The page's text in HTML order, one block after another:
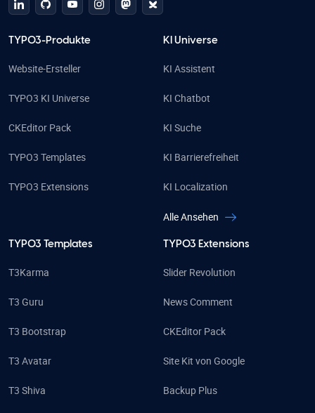
linkedingithubYoutubeInstagram
MastodonBluesky
TYPO3-Produkte
Website-Ersteller
TYPO3 KI Universe
CKEditor Pack
TYPO3 Templates
TYPO3 Extensions
KI Universe
KI Assistent
KI Chatbot
KI Suche
KI Barrierefreiheit
KI Localization
Alle Ansehen
TYPO3 Templates
T3Karma
T3 Guru
T3 Bootstrap
T3 Avatar
T3 Shiva
TYPO3 Extensions
Slider Revolution
News Comment
CKEditor Pack
Site Kit von Google
Backup Plus